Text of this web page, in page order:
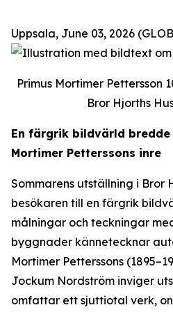
Uppsala, June 03, 2026
Primus Mortimer Pettersson
Bror Hjorths
En färgrik bildvärld bredde
Mortimer Petterssons inre
Sommarens utställning i Bror
besökaren till en färgrik
målningar och teckningar
byggnader kännetecknar
Mortimer Petterssons
Jockum Nordström inviger
omfattar ett sjuttiotal verk,